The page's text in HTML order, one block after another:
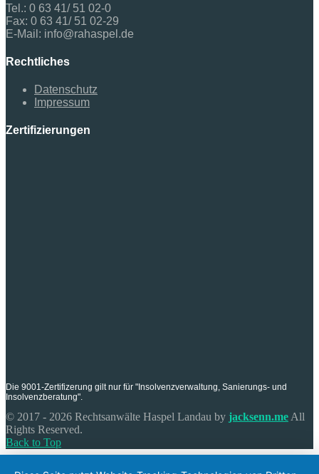
Tel.: 0 63 41/ 51 02-0
Fax: 0 63 41/ 51 02-29
E-Mail: info@rahaspel.de
Rechtliches
Datenschutz
Impressum
Zertifizierungen
Die 9001-Zertifizerung gilt nur für "Insolvenzverwaltung, Sanierungs- und
Insolvenzberatung".
© 2017 - 2026 Rechtsanwälte Haspel Landau by jacksenn.me All
Rights Reserved.
Back to Top